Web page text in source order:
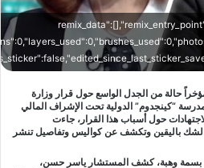
حالة من الجدل الواسع حول قرار وزارة
مدرسة “كينجدوم” الدولية تحت الإشراف المالي
حول أسباب هذا القرار، جاءت
الشك باليقين وتكشف عن كواليس وتفاصيل تنشر
بسمة وهبة، كشف المستشار ياسر حسن،